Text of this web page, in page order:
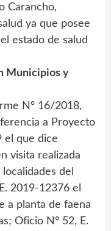
Carancho,
ya que posee
estado de salud
Municipios y
Nº 16/2018,
a Proyecto
el que dice
visita realizada
del
2019-12376 el
a planta de faena
Oficio Nº 52, E.